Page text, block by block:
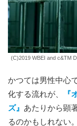
(C)2019 WBEI and c&TM
かつては男性中心
化する流れが、
『
ズ』 あたりから顕
るのかもしれない。